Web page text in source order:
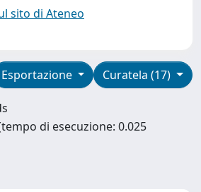
sito di Ateneo
Curatela (17)
Esportazione
di esecuzione: 0.025